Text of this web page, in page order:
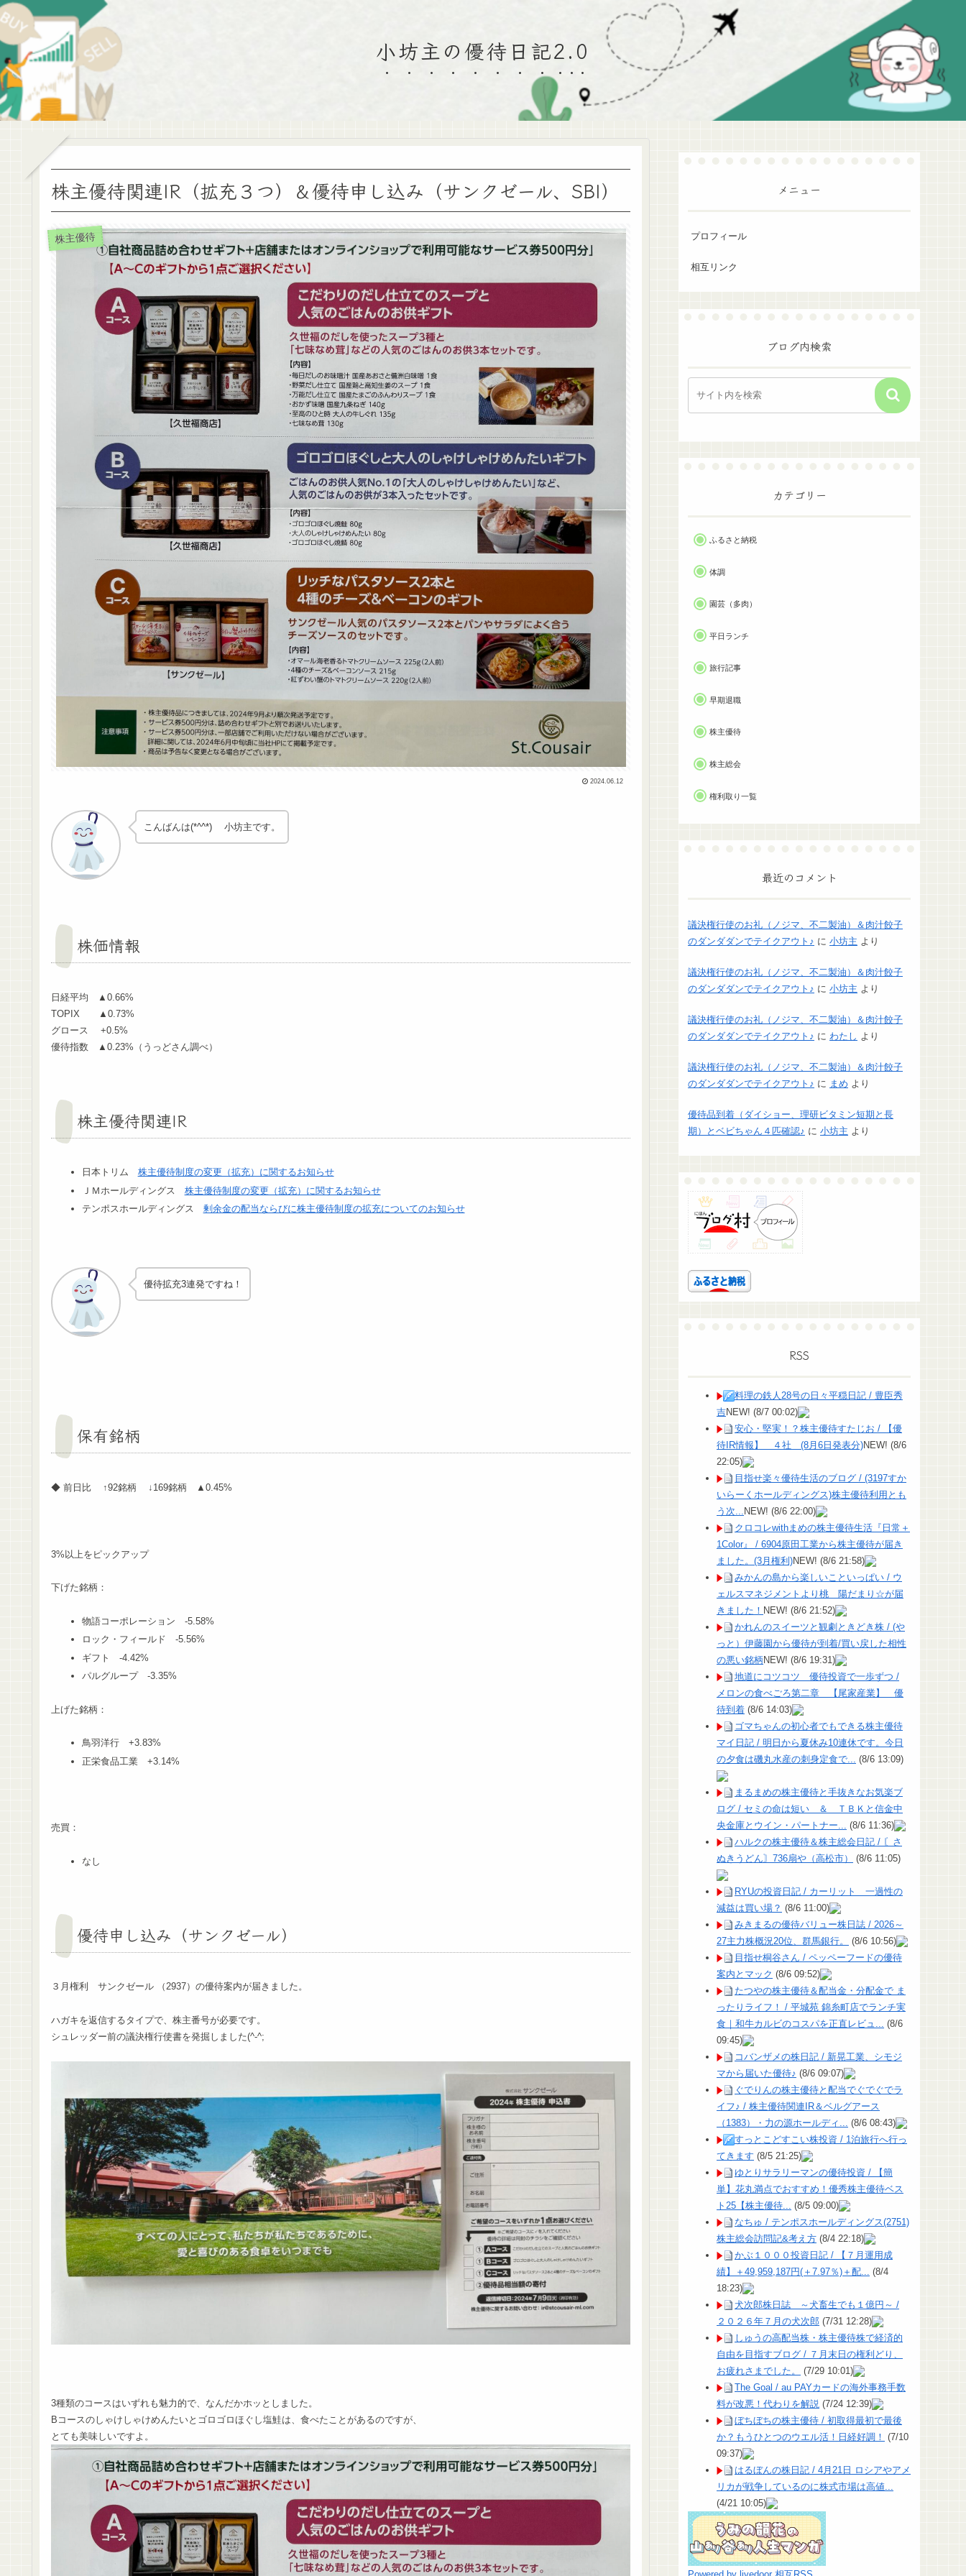
小坊主の優待日記2.0
株主優待関連IR（拡充３つ）＆優待申し込み（サンクゼール、SBI）
株主優待
2024.06.12
こんばんは(*^^*) 小坊主です。
株価情報
日経平均 ▲0.66%
TOPIX ▲0.73%
グロース +0.5%
優待指数 ▲0.23%（うっどさん調べ）
株主優待関連IR
日本トリム 株主優待制度の変更（拡充）に関するお知らせ
ＪＭホールディングス 株主優待制度の変更（拡充）に関するお知らせ
テンポスホールディングス 剰余金の配当ならびに株主優待制度の拡充についてのお知らせ
優待拡充3連発ですね！
保有銘柄
◆ 前日比 ↑92銘柄 ↓169銘柄 ▲0.45%
3%以上をピックアップ
下げた銘柄：
物語コーポレーション -5.58%
ロック・フィールド -5.56%
ギフト -4.42%
パルグループ -3.35%
上げた銘柄：
鳥羽洋行 +3.83%
正栄食品工業 +3.14%
売買：
なし
優待申し込み（サンクゼール）
３月権利 サンクゼール （2937）の優待案内が届きました。
ハガキを返信するタイプで、株主番号が必要です。
シュレッダー前の議決権行使書を発掘しました(^-^;
3種類のコースはいずれも魅力的で、なんだかホッとしました。
Bコースのしゃけしゃけめんたいとゴロゴロほぐし塩鮭は、食べたことがあるのですが、
とても美味しいですよ。
メニュー
プロフィール
相互リンク
ブログ内検索
カテゴリー
ふるさと納税
体調
園芸（多肉）
平日ランチ
旅行記事
早期退職
株主優待
株主総会
権利取り一覧
最近のコメント
議決権行使のお礼（ノジマ、不二製油）＆肉汁餃子
のダンダダンでテイクアウト♪ に 小坊主 より
議決権行使のお礼（ノジマ、不二製油）＆肉汁餃子
のダンダダンでテイクアウト♪ に 小坊主 より
議決権行使のお礼（ノジマ、不二製油）＆肉汁餃子
のダンダダンでテイクアウト♪ に わたし より
議決権行使のお礼（ノジマ、不二製油）＆肉汁餃子
のダンダダンでテイクアウト♪ に まめ より
優待品到着（ダイショー、理研ビタミン短期と長
期）とベビちゃん４匹確認♪ に 小坊主 より
RSS
料理の鉄人28号の日々平穏日記 / 豊臣秀
吉NEW! (8/7 00:02)
安心・堅実！？株主優待すたじお / 【優
待IR情報】 ４社 (8月6日発表分)NEW! (8/6
22:05)
目指せ楽々優待生活のブログ / (3197すか
いらーくホールディングス)株主優待利用とも
う次... NEW! (8/6 22:00)
クロコレwithまめの株主優待生活『日常＋
1Color』 / 6904原田工業から株主優待が届き
ました。(3月権利)NEW! (8/6 21:58)
みかんの島から楽しいこといっぱい / ウ
ェルスマネジメントより桃 陽だまり☆が届
きました！ NEW! (8/6 21:52)
かれんのスイーツと観劇ときどき株 / (や
っと）伊藤園から優待が到着/買い戻した相性
の悪い銘柄NEW! (8/6 19:31)
地道にコツコツ 優待投資で一歩ずつ /
メロンの食べごろ第二章 【尾家産業】 優
待到着 (8/6 14:03)
ゴマちゃんの初心者でもできる株主優待
マイ日記 / 明日から夏休み10連休です。今日
の夕食は磯丸水産の刺身定食で...
(8/6 13:09)
まるまめの株主優待と手抜きなお気楽ブ
ログ / セミの命は短い ＆ ＴＢＫと信金中
央金庫とウイン・パートナー...
(8/6 11:36)
ハルクの株主優待＆株主総会日記 / 〘さ
ぬきうどん〙736扇や（高松市）
(8/6 11:05)
RYUの投資日記 / カーリット 一過性の
減益は買い場？ (8/6 11:00)
みきまるの優待バリュー株日誌 / 2026～
27主力株概況20位、群馬銀行。
(8/6 10:56)
目指せ桐谷さん / ペッペーフードの優待
案内とマック (8/6 09:52)
たつやの株主優待＆配当金・分配金で ま
ったりライフ！ / 平城苑 錦糸町店でランチ実
食｜和牛カルビのコスパを正直レビュ...
(8/6
09:45)
コバンザメの株日記 / 新晃工業、シモジ
マから届いた優待♪ (8/6 09:07)
ぐでりんの株主優待と配当でぐでぐでラ
イフ♪ / 株主優待関連IR＆ベルグアース
（1383）・力の源ホールディ...
(8/6 08:43)
すっとこどすこい株投資 / 1泊旅行へ行っ
てきます (8/5 21:25)
ゆとりサラリーマンの優待投資 / 【簡
単】花丸満点でおすすめ！優秀株主優待ベス
ト25【株主優待...
(8/5 09:00)
なちゅ / テンポスホールディングス(2751)
株主総会訪問記&考え方 (8/4 22:18)
かぶ１０００投資日記 / 【７月運用成
績】＋49,959,187円(＋7.97％)＋配...
(8/4
18:23)
犬次郎株日誌 ～犬畜生でも１億円～ /
２０２６年７月の犬次郎 (7/31 12:28)
しゅうの高配当株・株主優待株で経済的
自由を目指すブログ / ７月末日の権利どり、
お疲れさまでした。
(7/29 10:01)
The Goal / au PAYカードの海外事務手数
料が改悪！代わりを解説 (7/24 12:39)
ぼちぼちの株主優待 / 初取得最初で最後
か？もうひとつのウエル活！日経好調！ (7/10
09:37)
はるぼんの株日記 / 4月21日 ロシアやアメ
リカが戦争しているのに株式市場は高値...
(4/21 10:05)